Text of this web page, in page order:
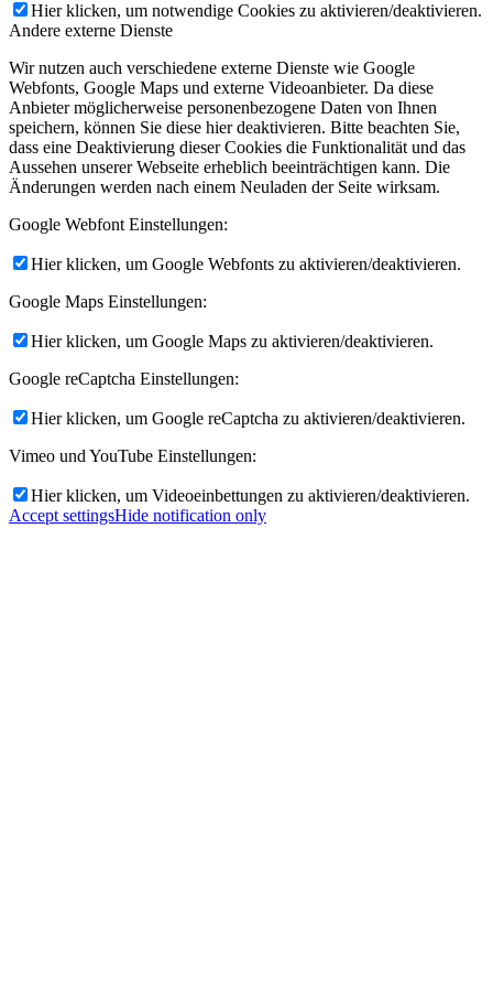
Hier klicken, um notwendige Cookies zu aktivieren/deaktivieren.
Andere externe Dienste
Wir nutzen auch verschiedene externe Dienste wie Google
Webfonts, Google Maps und externe Videoanbieter. Da diese
Anbieter möglicherweise personenbezogene Daten von Ihnen
speichern, können Sie diese hier deaktivieren. Bitte beachten Sie,
dass eine Deaktivierung dieser Cookies die Funktionalität und das
Aussehen unserer Webseite erheblich beeinträchtigen kann. Die
Änderungen werden nach einem Neuladen der Seite wirksam.
Google Webfont Einstellungen:
Hier klicken, um Google Webfonts zu aktivieren/deaktivieren.
Google Maps Einstellungen:
Hier klicken, um Google Maps zu aktivieren/deaktivieren.
Google reCaptcha Einstellungen:
Hier klicken, um Google reCaptcha zu aktivieren/deaktivieren.
Vimeo und YouTube Einstellungen:
Hier klicken, um Videoeinbettungen zu aktivieren/deaktivieren.
Accept settingsHide notification only